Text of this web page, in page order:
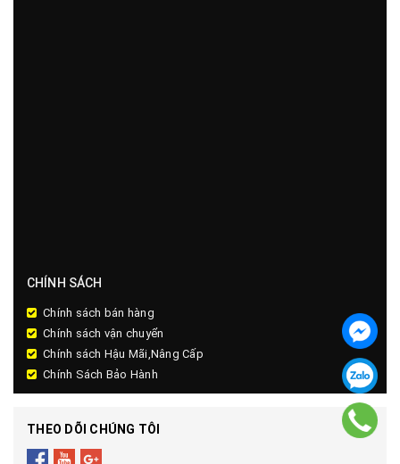
CHÍNH SÁCH
Chính sách bán hàng
Chính sách vận chuyển
Chính sách Hậu Mãi,Nâng Cấp
Chính Sách Bảo Hành
THEO DÕI CHÚNG TÔI